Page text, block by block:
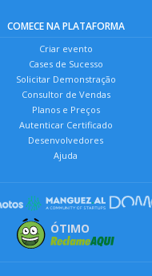
COMECE NA PLATAFORMA
Criar evento
Cases de Sucesso
Solicitar Demonstração
Consultor de Vendas
Planos e Preços
Autenticar Certificado
Desenvolvedores
Ajuda
ÓTIMO